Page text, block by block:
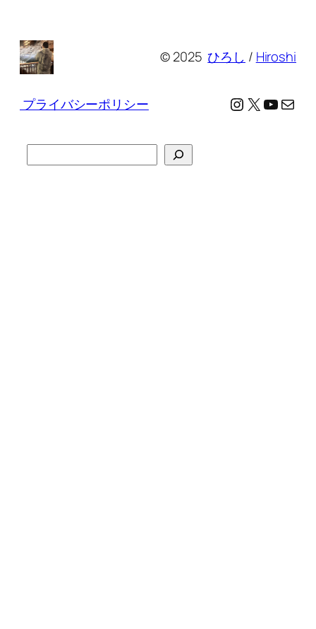
© 2025ひろし / Hiroshi
プライバシーポリシー Instagram
X メール
索